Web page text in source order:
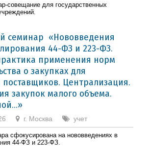
совещание для государственных
семинар «Нововведения
44-ФЗ и 223-ФЗ.
применения норм
о закупках для
поставщиков. Централизация.
закупок малого объема.
г. Москва учет
сфокусирована на нововведениях в
44-ФЗ и 223-ФЗ.